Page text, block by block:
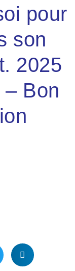
pour
son
2025
Bon